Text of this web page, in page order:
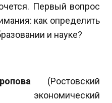
Первый вопрос
как определить
и науке?
(Ростовский
экономический